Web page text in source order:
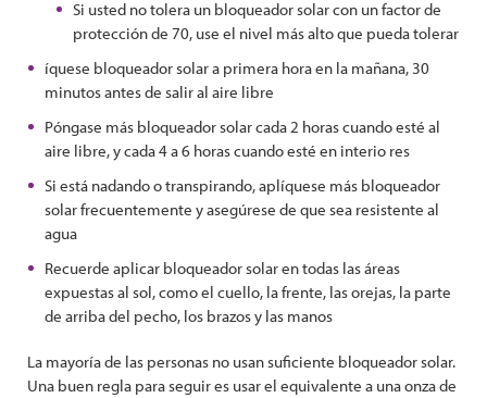
Si usted no tolera un bloqueador solar con un factor de
protección de 70, use el nivel más alto que pueda tolerar
íquese bloqueador solar a primera hora en la mañana, 30
minutos antes de salir al aire libre
Póngase más bloqueador solar cada 2 horas cuando esté al
aire libre, y cada 4 a 6 horas cuando esté en interio res
Si está nadando o transpirando, aplíquese más bloqueador
solar frecuentemente y asegúrese de que sea resistente al
agua
Recuerde aplicar bloqueador solar en todas las áreas
expuestas al sol, como el cuello, la frente, las orejas, la parte
de arriba del pecho, los brazos y las manos
La mayoría de las personas no usan suficiente bloqueador solar.
Una buen regla para seguir es usar el equivalente a una onza de